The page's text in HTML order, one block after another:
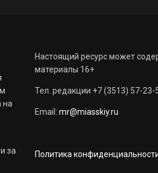
на
за
Настоящий ресурс может
материалы 16+
Тел. редакции +7 (3513) 57-23-
Email: mr@miasskiy.ru
Политика